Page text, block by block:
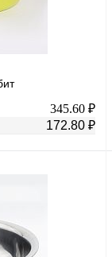
345.60 ₽
172.80 ₽